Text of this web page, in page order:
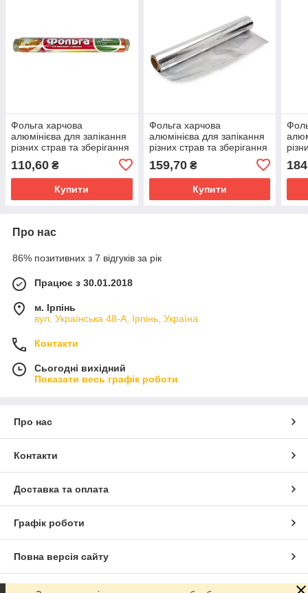
Фольга харчова
алюмінієва для запікання
різних страв та зберігання
FreePack
110,60 ₴
Купити
Фольга харчова
алюмінієва для запікання
різних страв та зберігання
FreePack
159,70₴
Купити
Про нас
86% позитивних з 7 відгуків за рік
Працює з 30.01.2018
м. Ірпінь
вул. Українська 48-А, Ірпінь, Україна
Контакти
Сьогодні вихідний
Показати весь графік роботи
Про нас
Контакти
Доставка та оплата
Графік роботи
Повна версія сайту
Сайт створено на маркетплейсі Prom.ua